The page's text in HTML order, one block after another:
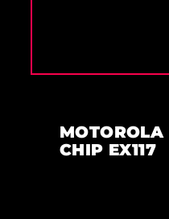
MOTOROLA
CHIP EX117